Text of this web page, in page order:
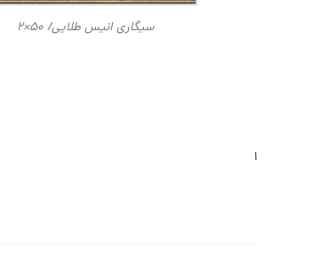
سیگاری انیس طلایی/ ۵۰×۲
ا